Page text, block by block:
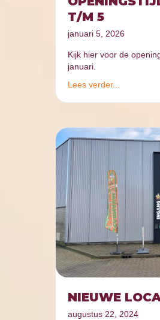
T/M 5
januari 5, 2026
Kijk hier voor de
januari.
Lees verder...
NIEUWE
augustus 22, 2024